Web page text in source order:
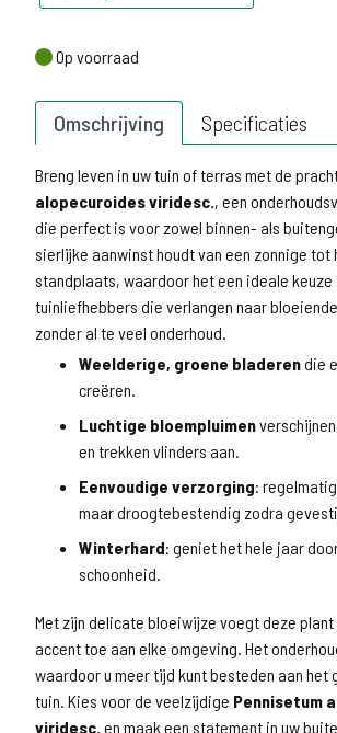
Op voorraad
Op voorraad
Omschrijving Specificaties
Breng leven in uw tuin of terras met de
alopecuroides viridesc., een
die perfect is voor zowel binnen- als
sierlijke aanwinst houdt van een zonnige tot
standplaats, waardoor het een ideale keuze
tuinliefhebbers die verlangen naar
zonder al te veel onderhoud.
Weelderige, groene bladerendie
creëren.
Luchtige bloempluimen
en trekken vlinders aan.
Eenvoudige verzorging:
maar droogtebestendig zodra
Winterhard: geniet het hele jaar
schoonheid.
Met zijn delicate bloeiwijze voegt deze
accent toe aan elke omgeving. Het
waardoor u meer tijd kunt besteden aan het
tuin. Kies voor de veelzijdige Pennisetum
viridesc. en maak een statement in uw